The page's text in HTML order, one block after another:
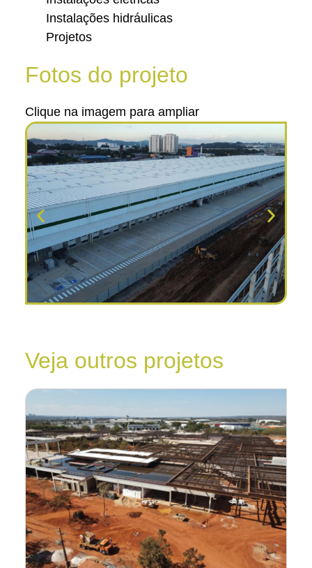
Instalações hidráulicas
Projetos
Fotos do projeto
Clique na imagem para ampliar
Veja outros projetos